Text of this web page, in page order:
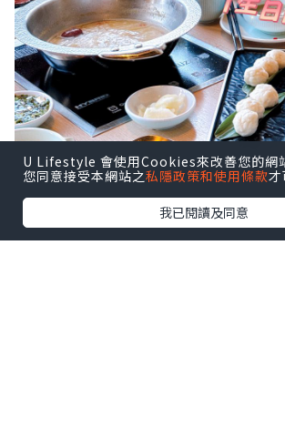
U Lifestyle 會使用Cookies來改善您的網
您同意接受本網站之私隱政策和使用條款才
我已閱讀及同意